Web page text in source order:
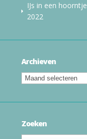
IJs in een hoorntje
2022
Archieven
Zoeken